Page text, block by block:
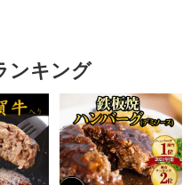
ンキング